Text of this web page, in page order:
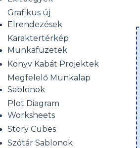
Grafikus új
Elrendezések
Karaktertérkép
Munkafüzetek
Könyv Kabát Projektek
Megfelelő Munkalap
Sablonok
Plot Diagram
Worksheets
Story Cubes
Szótár Sablonok